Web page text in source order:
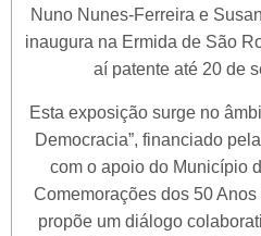
Nuno Nunes-Ferreira e
inaugura na Ermida de São
aí patente até 20 de
Esta exposição surge no
Democracia”, financiado
com o apoio do Município
Comemorações dos 50
propõe um diálogo